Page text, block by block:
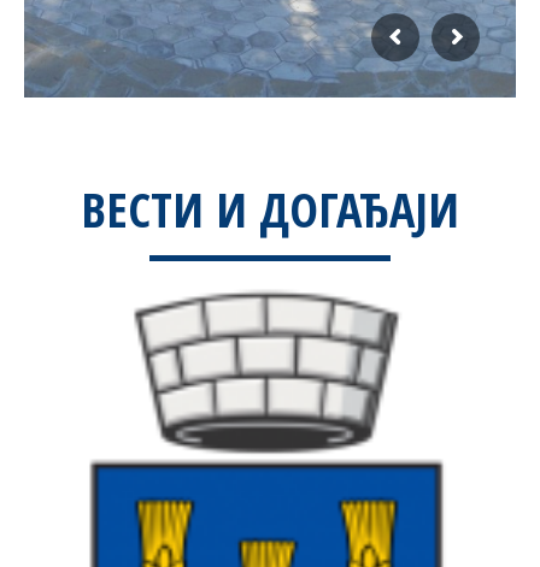
ВЕСТИ И ДОГАЂАЈИ